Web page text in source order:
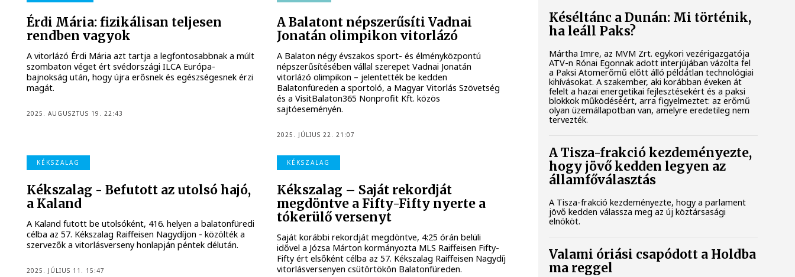
Érdi Mária: fizikálisan teljesen
rendben vagyok
A vitorlázó Érdi Mária azt tartja a legfontosabbnak a múlt
szombaton véget ért svédországi ILCA Európa-
bajnokság után, hogy újra erősnek és egészségesnek érzi
magát.
2025. AUGUSZTUS 19. 22:43
A Balatont népszerűsíti Vadnai
Jonatán olimpikon vitorlázó
A Balaton négy évszakos sport- és élményközpontú
népszerűsítésében vállal szerepet Vadnai Jonatán
vitorlázó olimpikon – jelentették be kedden
Balatonfüreden a sportoló, a Magyar Vitorlás Szövetség
és a VisitBalaton365 Nonprofit Kft. közös
sajtóeseményén.
2025. JÚLIUS 22. 21:07
KÉKSZALAG
Kékszalag - Befutott az utolsó hajó,
a Kaland
A Kaland futott be utolsóként, 416. helyen a balatonfüredi
célba az 57. Kékszalag Raiffeisen Nagydíjon - közölték a
szervezők a vitorlásverseny honlapján péntek délután.
2025. JÚLIUS 11. 15:47
KÉKSZALAG
Kékszalag – Saját rekordját
megdöntve a Fifty-Fifty nyerte a
tókerülő versenyt
Saját korábbi rekordját megdöntve, 4:25 órán belüli
idővel a Józsa Márton kormányozta MLS Raiffeisen Fifty-
Fifty ért elsőként célba az 57. Kékszalag Raiffeisen Nagydíj
vitorlásversenyen csütörtökön Balatonfüreden.
Késéltánc a Dunán: Mi történik,
ha leáll Paks?
Mártha Imre, az MVM Zrt. egykori vezérigazgatója
ATV-n Rónai Egonnak adott interjújában vázolta fel
a Paksi Atomerőmű előtt álló példátlan technológiai
kihívásokat. A szakember, aki korábban éveken át
felelt a hazai energetikai fejlesztésekért és a paksi
blokkok működéséért, arra figyelmeztet: az erőmű
olyan üzemállapotban van, amelyre eredetileg nem
tervezték.
A Tisza-frakció kezdeményezte,
hogy jövő kedden legyen az
államfőválasztás
A Tisza-frakció kezdeményezte, hogy a parlament
jövő kedden válassza meg az új köztársasági
elnököt.
Valami óriási csapódott a Holdba
ma reggel